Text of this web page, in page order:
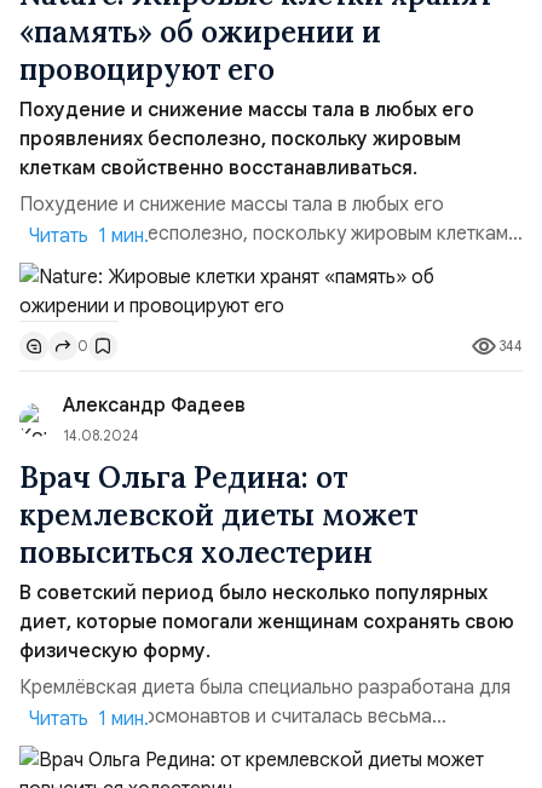
«память» об ожирении и
провоцируют его
Похудение и снижение массы тала в любых его
проявлениях бесполезно, поскольку жировым
клеткам свойственно восстанавливаться.
Похудение и снижение массы тала в любых его
проявлениях бесполезно, поскольку жировым клеткам
свойственно восстанавливаться. С таким заявлением
выступила накануне группа ученых из Европы и США в
результате долгой продолжительной работы. Выводы
ученых опубликованы в статье в журнале Nature. В
частности, специалисты пишут, что на протяжение
многих лет наб...
Читать 1 мин.
0 344
Александр Фадеев
14.08.2024
Врач Ольга Редина: от
кремлевской диеты может
повыситься холестерин
В советский период было несколько популярных
диет, которые помогали женщинам сохранять свою
физическую форму.
Кремлёвская диета была специально разработана для
политиков и космонавтов и считалась весьма
популярной в советские времена. Однако диетолог
Ольга Редина предупредила о возможных рисках этого
Читать 1 мин.